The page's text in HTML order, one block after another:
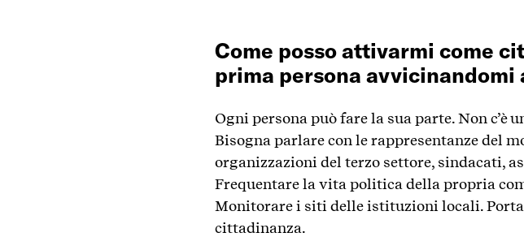
Come posso attivarmi come
prima persona
Ogni persona può fare la sua parte. Non
Bisogna parlare con le rappresentanze del
organizzazioni del terzo settore, sindacati,
Frequentare la vita politica della propria
Monitorare i siti delle istituzioni locali.
cittadinanza.